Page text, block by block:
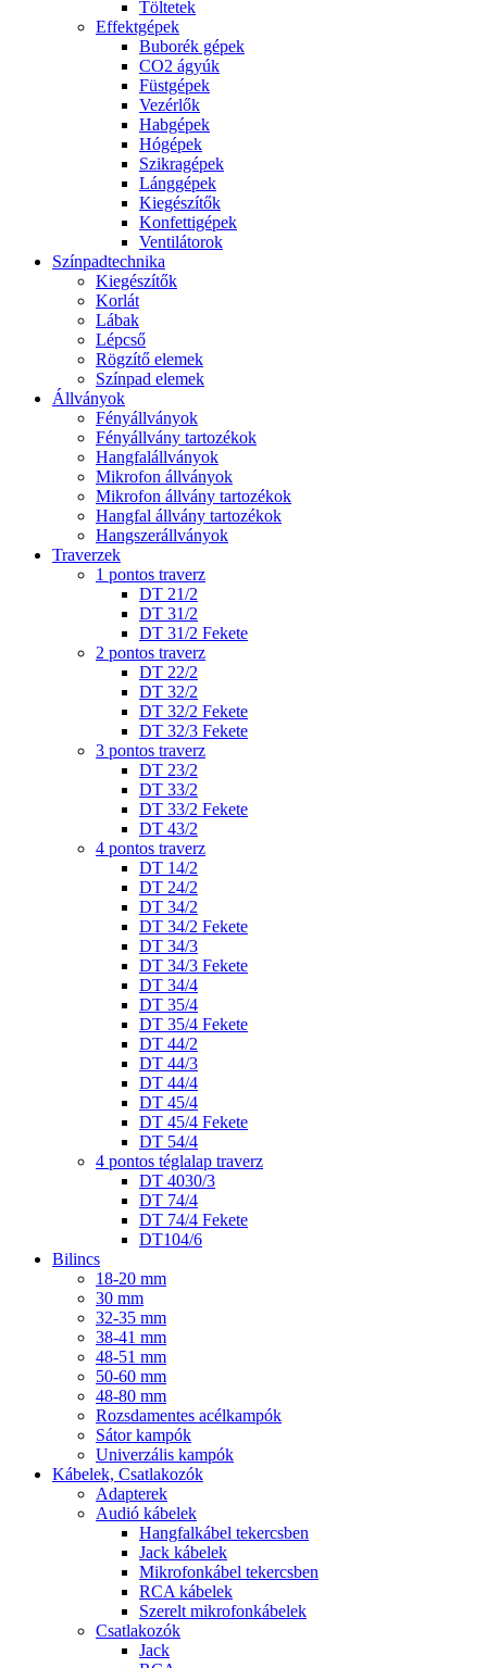
Töltetek
Effektgépek
Buborék gépek
CO2 ágyúk
Füstgépek
Vezérlők
Habgépek
Hógépek
Szikragépek
Lánggépek
Kiegészítők
Konfettigépek
Ventilátorok
Színpadtechnika
Kiegészítők
Korlát
Lábak
Lépcső
Rögzítő elemek
Színpad elemek
Állványok
Fényállványok
Fényállvány tartozékok
Hangfalállványok
Mikrofon állványok
Mikrofon állvány tartozékok
Hangfal állvány tartozékok
Hangszerállványok
Traverzek
1 pontos traverz
DT 21/2
DT 31/2
DT 31/2 Fekete
2 pontos traverz
DT 22/2
DT 32/2
DT 32/2 Fekete
DT 32/3 Fekete
3 pontos traverz
DT 23/2
DT 33/2
DT 33/2 Fekete
DT 43/2
4 pontos traverz
DT 14/2
DT 24/2
DT 34/2
DT 34/2 Fekete
DT 34/3
DT 34/3 Fekete
DT 34/4
DT 35/4
DT 35/4 Fekete
DT 44/2
DT 44/3
DT 44/4
DT 45/4
DT 45/4 Fekete
DT 54/4
4 pontos téglalap traverz
DT 4030/3
DT 74/4
DT 74/4 Fekete
DT104/6
Bilincs
18-20 mm
30 mm
32-35 mm
38-41 mm
48-51 mm
50-60 mm
48-80 mm
Rozsdamentes acélkampók
Sátor kampók
Univerzális kampók
Kábelek, Csatlakozók
Adapterek
Audió kábelek
Hangfalkábel tekercsben
Jack kábelek
Mikrofonkábel tekercsben
RCA kábelek
Szerelt mikrofonkábelek
Csatlakozók
Jack